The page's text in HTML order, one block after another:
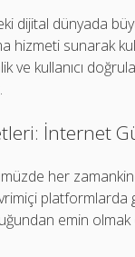
dijital dünyada
hizmeti sunarak
ve kullanıcı
İnternet
her
platformlarda
emin